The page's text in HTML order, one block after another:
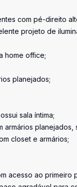
com pé-direito
projeto de
home office;
planejados;
sala íntima;
armários planejados,
closet e armários;
acesso ao primeiro